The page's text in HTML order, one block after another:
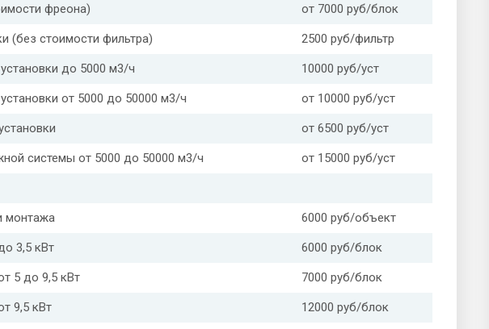
фреона) от 7000 руб/блок
(без стоимости фильтра) 2500 руб/фильтр
до 5000 м3/ч 10000 руб/уст
от 5000 до 50000 м3/ч от 10000 руб/уст
от 6500 руб/уст
системы от 5000 до 50000 м3/ч от 15000 руб/уст
монтажа 6000 руб/объект
3,5 кВт 6000 руб/блок
5 до 9,5 кВт 7000 руб/блок
9,5 кВт 12000 руб/блок